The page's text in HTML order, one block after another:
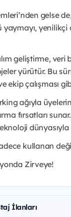
gelse
geliştirme,
yürütür. Bu
ekip çalışması
ağıyla
fırsatları
dünyasıyla
kullanan
Zirveye!
İlanları